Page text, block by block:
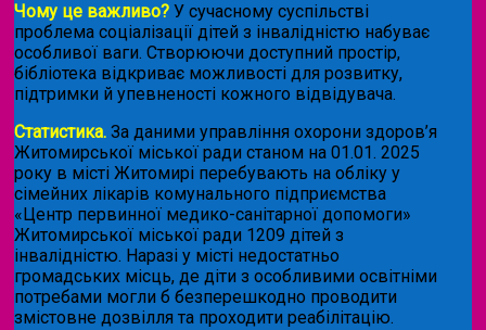
Чому це важливо? У сучасному суспільстві
проблема соціалізації дітей з інвалідністю набуває
особливої ваги. Створюючи доступний простір,
бібліотека відкриває можливості для розвитку,
підтримки й упевненості кожного відвідувача.
Статистика. За даними управління охорони здоров’я
Житомирської міської ради станом на 01.01. 2025
року в місті Житомирі перебувають на обліку у
сімейних лікарів комунального підприємства
«Центр первинної медико-санітарної допомоги»
Житомирської міської ради 1209 дітей з
інвалідністю. Наразі у місті недостатньо
громадських місць, де діти з особливими освітніми
потребами могли б безперешкодно проводити
змістовне дозвілля та проходити реабілітацію.